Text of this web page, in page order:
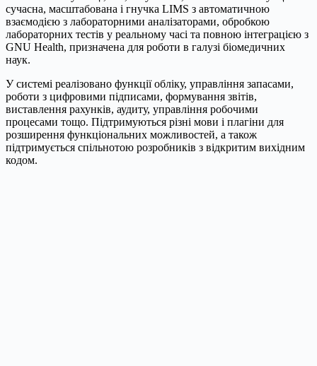
сучасна, масштабована і гнучка LIMS з автоматичною
взаємодією з лабораторними аналізаторами, обробкою
лабораторних тестів у реальному часі та повною інтеграцією з
GNU Health, призначена для роботи в галузі біомедичних
наук.
У системі реалізовано функції обліку, управління запасами,
роботи з цифровими підписами, формування звітів,
виставлення рахунків, аудиту, управління робочими
процесами тощо. Підтримуються різні мови і плагіни для
розширення функціональних можливостей, а також
підтримується спільнотою розробників з відкритим вихідним
кодом.